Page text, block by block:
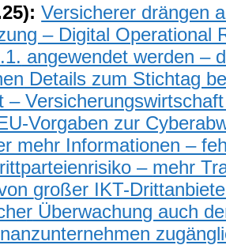
5):Versicherer drängen
– Digital Operational
1. angewendet werden –
n Details zum Stichtag
–
Vorgaben zur
mehr Informationen –f
– mehr
großer IKT-
r Überwachung auch